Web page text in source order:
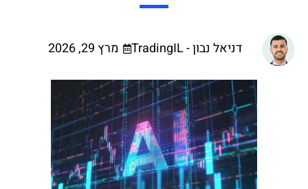
דניאל נבון - TradingIL מרץ 29, 2026